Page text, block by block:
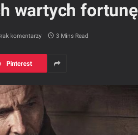
wartych fortunę
komentarzy 3 Mins Read
Pinterest